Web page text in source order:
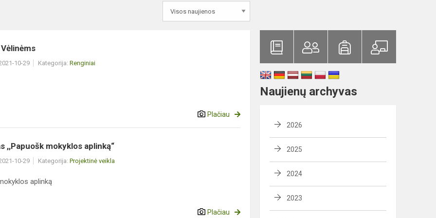
10-29 Kategorija: Renginiai
Plačiau
,,Papuošk mokyklos aplinką“
10-29 Kategorija: Projektinė veikla
aplinką
Plačiau
Naujienų archyvas
2026
2025
2024
2023